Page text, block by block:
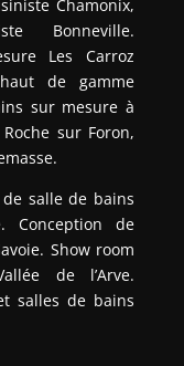
Chamonix,
Bonneville.
Les Carroz
de gamme
sur mesure à
sur Foron,
salle de bains
Conception de
Show room
de l’Arve.
salles de bains